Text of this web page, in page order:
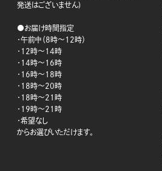
発送はございません)
●お届け時間指定
・午前中（8時～12時）
・12時～14時
・14時～16時
・16時～18時
・18時～20時
・18時～21時
・19時～21時
・希望なし
からお選びいただけます。